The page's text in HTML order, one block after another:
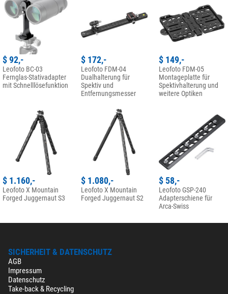
$ 92,-
Leofoto BC-03
Fernglas-Stativadapter
mit Schnelllösefunktion
$ 172,-
Leofoto FDM-04
Dualhalterung für
Spektiv und
Entfernungsmesser
$ 149,-
Leofoto FDM-05
Montageplatte für
Spektivhalterung und
weitere Optiken
$ 1.160,-
Leofoto X Mountain
Forged Juggernaut S3
$ 1.080,-
Leofoto X Mountain
Forged Juggernaut S2
$ 58,-
Leofoto GSP-240
Adapterschiene für
Arca-Swiss
SICHERHEIT & DATENSCHUTZ
AGB
Impressum
Datenschutz
Take-back & Recycling